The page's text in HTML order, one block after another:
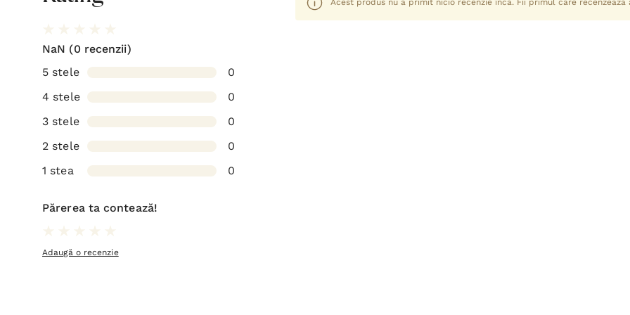
NaN (0 recenzii)
5 stele
0
4 stele
0
3 stele
0
2 stele
0
1 stea
0
Părerea ta contează!
Adaugă o recenzie
Acest produs nu a primit nicio recenzie încă. Fii primul care recenzează